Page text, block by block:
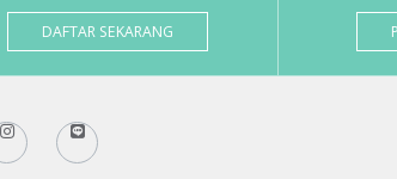
DAFTAR SEKARANG